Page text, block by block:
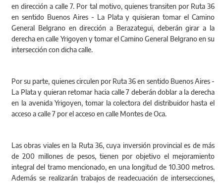
en dirección a calle 7. Por tal motivo, quienes transiten por Ruta 36
en sentido Buenos Aires - La Plata y quisieran tomar el Camino
General Belgrano en dirección a Berazategui, deberán girar a la
derecha en calle Yrigoyen y tomar el Camino General Belgrano en su
intersección con dicha calle.
Por su parte, quienes circulen por Ruta 36 en sentido Buenos Aires -
La Plata y quieran retomar hacia calle 7 deberán doblar a la derecha
en la avenida Yrigoyen, tomar la colectora del distribuidor hasta el
acceso a calle 7 por el acceso en calle Montes de Oca.
Las obras viales en la Ruta 36, cuya inversión provincial es de más
de 200 millones de pesos, tienen por objetivo el mejoramiento
integral del tramo mencionado, en una longitud de 10.300 metros.
Además se realizarán trabajos de readecuación de intersecciones,